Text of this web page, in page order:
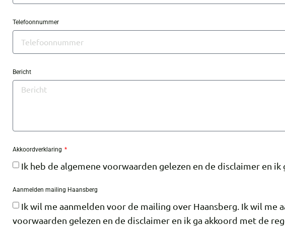
Telefoonnummer
Bericht
Akkoordverklaring
Ik heb de algemene voorwaarden gelezen en de disclaimer en
Aanmelden mailing Haansberg
Ik wil me aanmelden voor de mailing over Haansberg. Ik wil me
voorwaarden gelezen en de disclaimer en ik ga akkoord met de